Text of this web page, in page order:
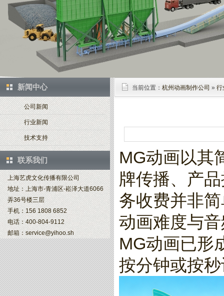
新闻中心
公司新闻
行业新闻
技术支持
联系我们
上海艺虎文化传播有限公司
地址：上海市-青浦区-崧泽大道6066
弄36号楼三层
手机：156 1808 6852
电话：400-804-9112
邮箱：service@yihoo.sh
当前位置： 杭州动画制作公司 » 行
MG动画以其
牌传播、产
务收费并非
动画难度与
MG动画已形
按分钟或按